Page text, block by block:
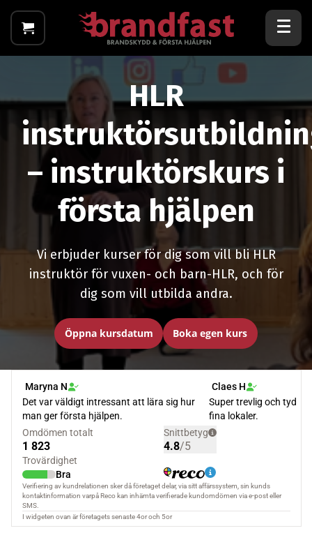
HLR
– instruktörskurs i
första hjälpen
Vi erbjuder kurser för dig som vill bli HLR
instruktör för vuxen- och barn-HLR, och för
dig som vill utbilda andra.
Öppna kursdatum Boka egen kurs